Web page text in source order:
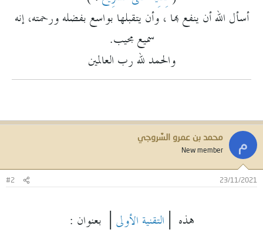
أسأل اللهأن ينفع بها ، وأن يتقبلها بواسع بفضله ورحمته، إنه
سميع مجيب.
والحمد لله رب العالمين
م محمد بن عمرو السَّروجي
New member
23/11/2021
#2
هذه │ التقنية الأولى │ بعنوان :